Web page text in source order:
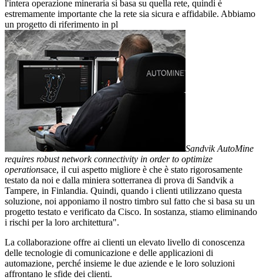
l'intera operazione mineraria si basa su quella rete, quindi è
estremamente importante che la rete sia sicura e affidabile. Abbiamo
un progetto di riferimento in pl
Sandvik AutoMine
requires robust network connectivity in order to optimize
operationsace, il cui aspetto migliore è che è stato rigorosamente
testato da noi e dalla miniera sotterranea di prova di Sandvik a
Tampere, in Finlandia. Quindi, quando i clienti utilizzano questa
soluzione, noi apponiamo il nostro timbro sul fatto che si basa su un
progetto testato e verificato da Cisco. In sostanza, stiamo eliminando
i rischi per la loro architettura".
La collaborazione offre ai clienti un elevato livello di conoscenza
delle tecnologie di comunicazione e delle applicazioni di
automazione, perché insieme le due aziende e le loro soluzioni
affrontano le sfide dei clienti.